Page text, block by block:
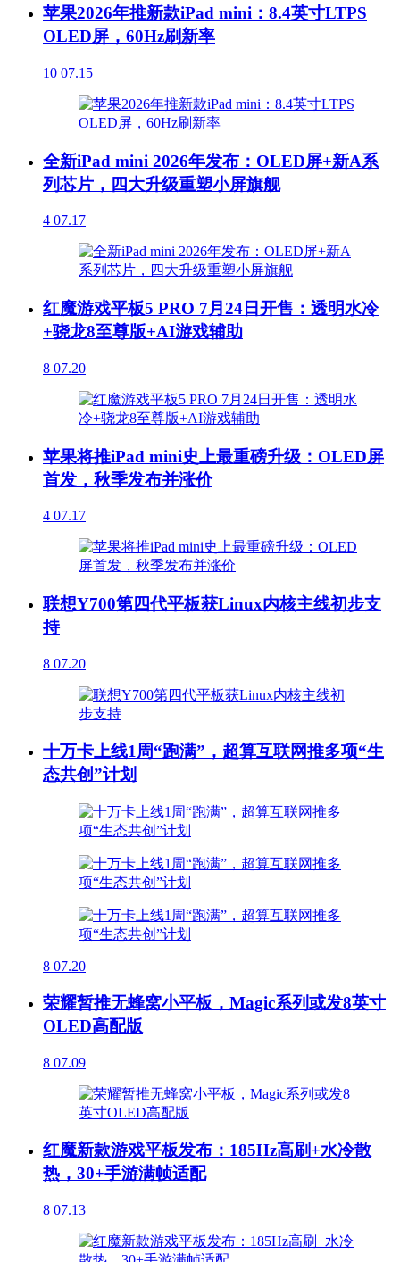
苹果2026年推新款iPad mini：8.4英寸LTPS
OLED屏，60Hz刷新率
10 07.15
全新iPad mini 2026年发布：OLED屏+新A系
列芯片，四大升级重塑小屏旗舰
4 07.17
红魔游戏平板5 PRO 7月24日开售：透明水冷
+骁龙8至尊版+AI游戏辅助
8 07.20
苹果将推iPad mini史上最重磅升级：OLED屏
首发，秋季发布并涨价
4 07.17
联想Y700第四代平板获Linux内核主线初步支
持
8 07.20
十万卡上线1周“跑满”，超算互联网推多项“生
态共创”计划
8 07.20
荣耀暂推无蜂窝小平板，Magic系列或发8英寸
OLED高配版
8 07.09
红魔新款游戏平板发布：185Hz高刷+水冷散
热，30+手游满帧适配
8 07.13